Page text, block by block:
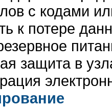
с кодами
к потере
защита в